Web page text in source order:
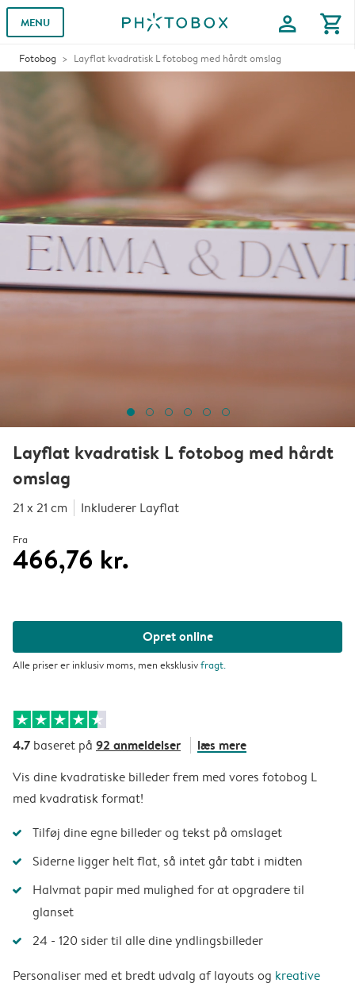
MENU profile shopping_cart
Fotobog Layflat kvadratisk L fotobog med hårdt omslag
Layflat kvadratisk L fotobog med hårdt
omslag
21 x 21 cm Inkluderer Layflat
Fra
466,76 kr.
Opret online
Alle priser er inklusiv moms, men eksklusivfragt.
4.7 baseret på 92 anmeldelser læs mere
Vis dine kvadratiske billeder frem med vores fotobog L
med kvadratisk format!
Tilføj dine egne billeder og tekst på omslaget
Siderne ligger helt flat, så intet går tabt i midten
Halvmat papir med mulighed for at opgradere til
glanset
24 - 120 sider til alle dine yndlingsbilleder
Personaliser med et bredt udvalg af layouts og kreative